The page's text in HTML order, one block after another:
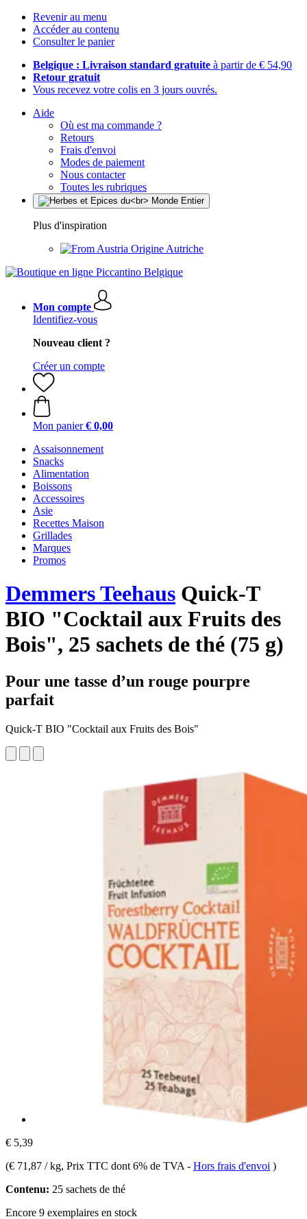
Revenir au menu
Accéder au contenu
Consulter le panier
Belgique : Livraison standard gratuite à partir de € 54,90
Retour gratuit
Vous recevez votre colis en 3 jours ouvrés.
Aide
Où est ma commande ?
Retours
Frais d'envoi
Modes de paiement
Nous contacter
Toutes les rubriques
Plus d'inspiration
Origine Autriche
Mon compte
Identifiez-vous
Nouveau client ?
Créer un compte
Mon panier € 0,00
Assaisonnement
Snacks
Alimentation
Boissons
Accessoires
Asie
Recettes Maison
Grillades
Marques
Promos
Demmers Teehaus Quick-T
BIO "Cocktail aux Fruits des
Bois", 25 sachets de thé (75 g)
Pour une tasse d’un rouge pourpre
parfait
Quick-T BIO "Cocktail aux Fruits des Bois"
€ 5,39
(€ 71,87 / kg, Prix TTC dont 6% de TVA - Hors frais d'envoi )
Contenu: 25 sachets de thé
Encore 9 exemplaires en stock